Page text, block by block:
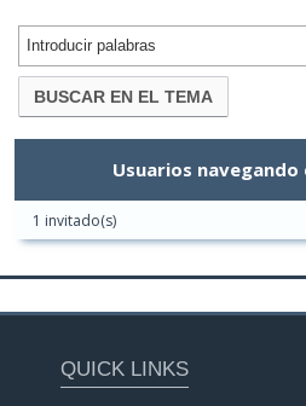
Usuarios
1 invitado(s)
QUICK LINKS